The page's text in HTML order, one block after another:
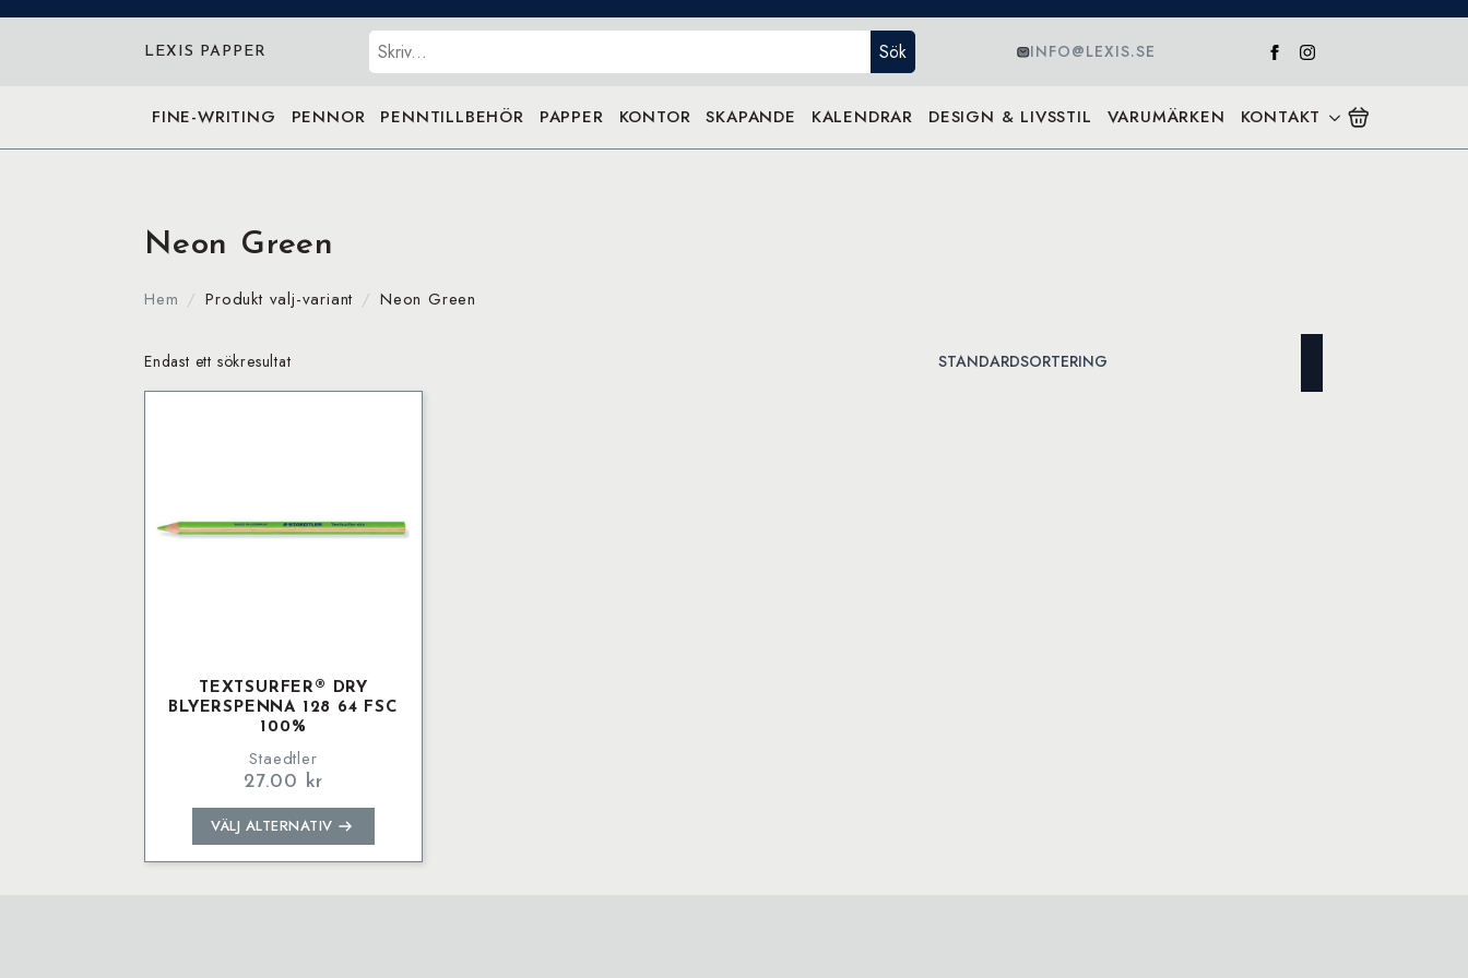
LEXIS PAPPER Sök Sök INFO@LEXIS.SE
FINE-WRITING PENNOR PENNTILLBEHÖR PAPPER KONTOR SKAPANDE KALENDRAR DESIGN & LIVSSTIL VARUMÄRKEN KONTAKT
Neon Green
Hem Produkt valj-variant Neon Green
Endast ett sökresultat
TEXTSURFER® DRY
BLYERSPENNA 128 64 FSC
100%
Staedtler
27.00 kr
VÄLJ ALTERNATIV
Den
här
produkten